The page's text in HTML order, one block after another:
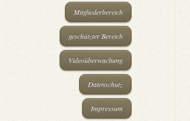
Mitgliederbereich
geschützter Bereich
Videoüberwachung
Datenschutz
Impressum